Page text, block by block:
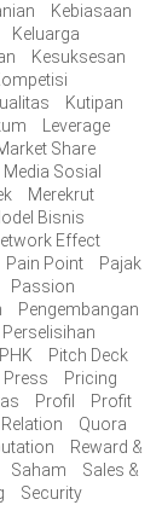
Kebiasaan
Keluarga
Kesuksesan
Kutipan
Leverage
Share
Media Sosial
Merekrut
Bisnis
Effect
Pain Point
Pajak
Passion
Pengembangan
Perselisihan
PHK
Pitch Deck
Press
Pricing
Profil
Profit
Quora
Reward &
Saham
Sales &
Security